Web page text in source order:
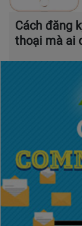
Cách đăng
thoại mà ai